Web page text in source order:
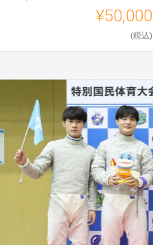
¥50,000
(税込)